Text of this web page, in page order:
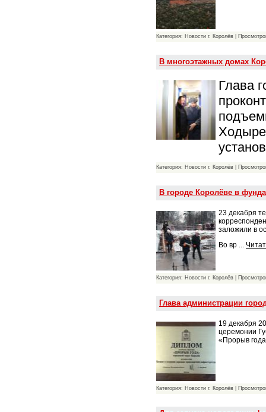
Категория: Новости г. Королёв |
В многоэтажных домах
Глава
Категория: Новости г. Королёв |
В городе Королёве в
23 декабря
заложили в
Во вр ...
Категория: Новости г. Королёв |
Глава администрации
19 декабря
церемонии
«Прорыв
Категория: Новости г. Королёв |